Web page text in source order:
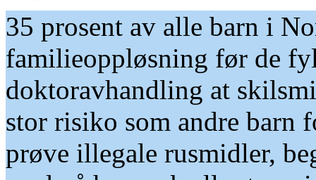
35 prosent av alle barn i
familieoppløsning før de
doktoravhandling at
stor risiko som andre barn
prøve illegale rusmidler,